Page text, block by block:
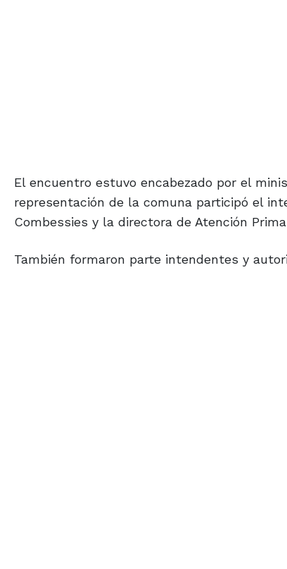
El encuentro estuvo encabezado por el
representación de la comuna participó el
Combessies y la directora de Atención
También formaron parte intendentes y